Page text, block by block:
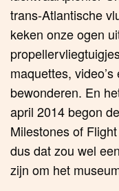
trans-Atlantische
keken onze ogen
maquettes,
bewonderen. En
april 2014 begon
Milestones of
dus dat zou wel
zijn om het